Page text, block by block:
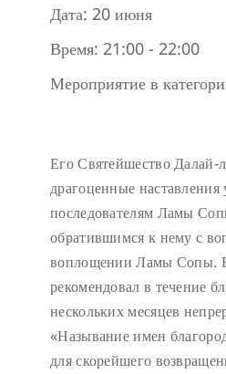
Дата: 20 июня
Время: 21:00 - 22:00
Мероприятие в
Его Святейшество Далай-
драгоценные
последователям Ламы
обратившимся к нему с
воплощении Ламы Сопы.
рекомендовал в течение
нескольких месяцев
«Называние имен
для скорейшего